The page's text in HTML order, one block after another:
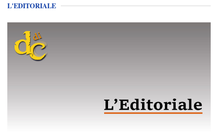
L'EDITORIALE